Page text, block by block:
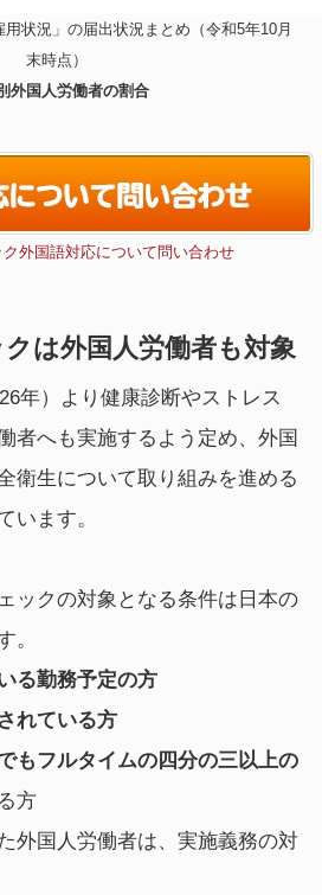
用状況」の届出状況まとめ（令和5年10月
末時点）
外国人労働者の割合
外国語対応について問い合わせ
は外国人労働者も対象
年）より健康診断やストレス
者へも実施するよう定め、外国
衛生について取り組みを進める
います。
ックの対象となる条件は日本の
。
る勤務予定の方
れている方
もフルタイムの四分の三以上の
方
外国人労働者は、実施義務の対